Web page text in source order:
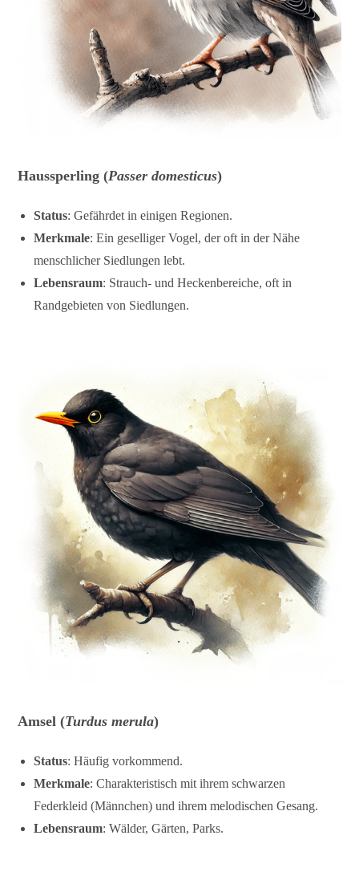
Haussperling (Passer domesticus)
Status: Gefährdet in einigen Regionen.
Merkmale: Ein geselliger Vogel, der oft in der Nähe
menschlicher Siedlungen lebt.
Lebensraum: Strauch- und Heckenbereiche, oft in
Randgebieten von Siedlungen.
Amsel (Turdus merula)
Status: Häufig vorkommend.
Merkmale: Charakteristisch mit ihrem schwarzen
Federkleid (Männchen) und ihrem melodischen Gesang.
Lebensraum: Wälder, Gärten, Parks.